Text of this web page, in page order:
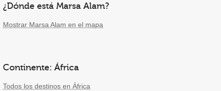
¿Dónde está Marsa Alam?
Mostrar Marsa Alam en el mapa
Continente: África
Todos los destinos en África